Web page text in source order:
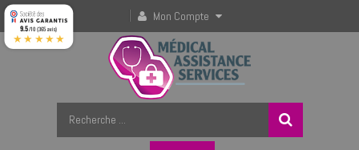
Mon Compte
9.5/10 (365 avis)
★★★★★